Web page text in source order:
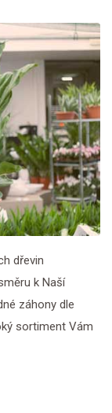
dřevin
k Naší
záhony dle
sortiment Vám